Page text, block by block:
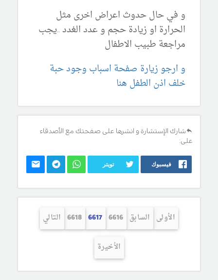
و في حال حدوث اعراض اخرى مثل
الحرارة او زيادة حجم و عدد الغدد ..يجب
مراجعة طبيب الاطفال
و ارجو زيارة صفحة اسباب وجود حبة
خلف اذن الطفل هنا
شارك الإستشارة و انشرها على صفحتك مع الأصدقاء
على:
فيسبوك تويتر
الأولى السابق 6616
6617
6618 التالي
الأخيرة